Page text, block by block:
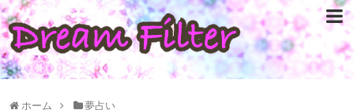
ホーム 夢占い